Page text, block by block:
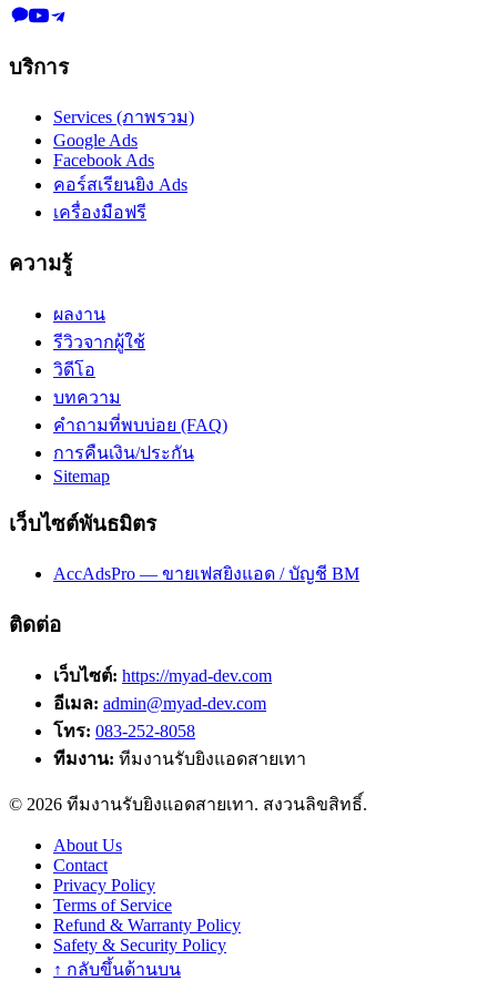
บริการ
Services (ภาพรวม)
Google Ads
Facebook Ads
คอร์สเรียนยิง Ads
เครื่องมือฟรี
ความรู้
ผลงาน
รีวิวจากผู้ใช้
วิดีโอ
บทความ
คำถามที่พบบ่อย (FAQ)
การคืนเงิน/ประกัน
Sitemap
เว็บไซต์พันธมิตร
AccAdsPro — ขายเฟสยิงแอด / บัญชี BM
ติดต่อ
เว็บไซต์: https://myad-dev.com
อีเมล: admin@myad-dev.com
โทร: 083-252-8058
ทีมงาน: ทีมงานรับยิงแอดสายเทา
© 2026 ทีมงานรับยิงแอดสายเทา. สงวนลิขสิทธิ์.
About Us
Contact
Privacy Policy
Terms of Service
Refund & Warranty Policy
Safety & Security Policy
↑ กลับขึ้นด้านบน